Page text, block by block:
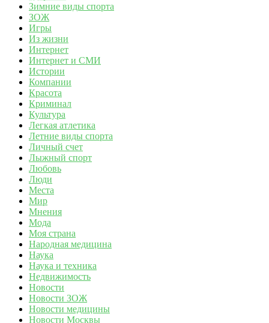
Зимние виды спорта
ЗОЖ
Игры
Из жизни
Интернет
Интернет и СМИ
Истории
Компании
Красота
Криминал
Культура
Легкая атлетика
Летние виды спорта
Личный счет
Лыжный спорт
Любовь
Люди
Места
Мир
Мнения
Мода
Моя страна
Народная медицина
Наука
Наука и техника
Недвижимость
Новости
Новости ЗОЖ
Новости медицины
Новости Москвы